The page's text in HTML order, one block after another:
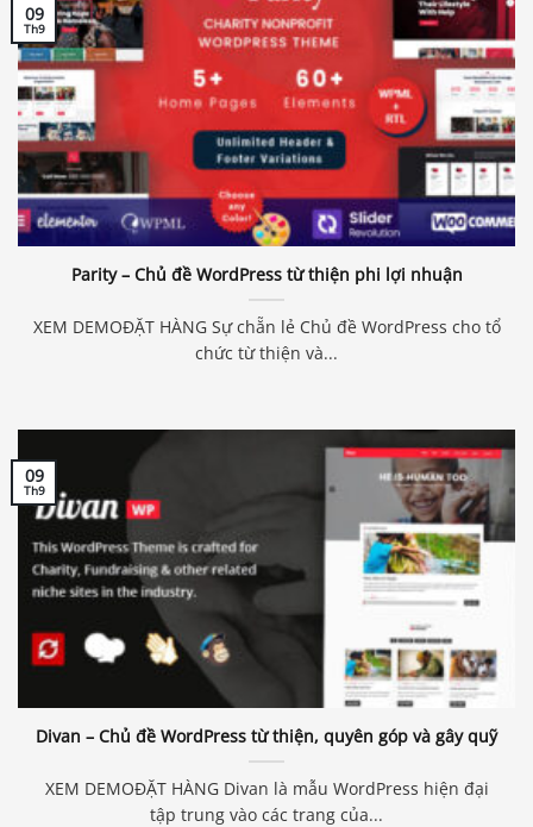
Parity – Chủ đề WordPress từ thiện phi lợi nhuận
XEM DEMOĐẶT HÀNG Sự chẵn lẻ Chủ đề WordPress cho tổ
chức từ thiện và...
09
Th9
Divan – Chủ đề WordPress từ thiện, quyên góp và gây quỹ
XEM DEMOĐẶT HÀNG Divan là mẫu WordPress hiện đại
tập trung vào các trang của...
09
Th9